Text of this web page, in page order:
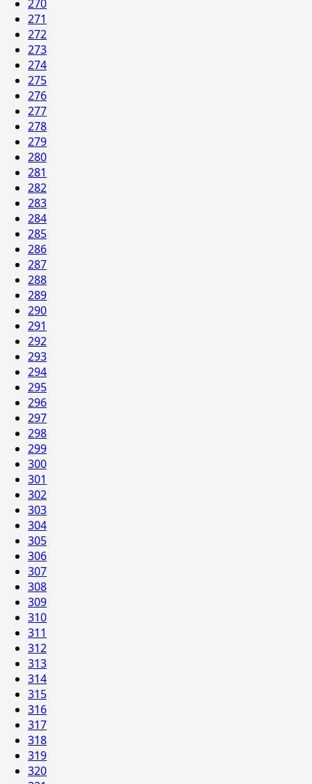
270
271
272
273
274
275
276
277
278
279
280
281
282
283
284
285
286
287
288
289
290
291
292
293
294
295
296
297
298
299
300
301
302
303
304
305
306
307
308
309
310
311
312
313
314
315
316
317
318
319
320